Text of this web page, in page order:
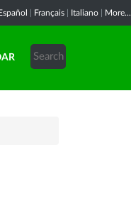
Français Italiano More...